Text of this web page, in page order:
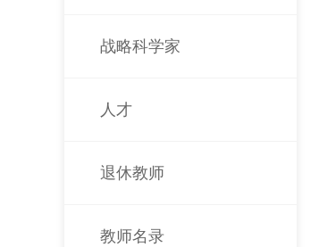
战略科学家
人才
退休教师
教师名录